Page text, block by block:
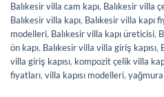
Balıkesir villa cam kapı, Balıkesir villa
Balıkesir villa kapı, Balıkesir villa kapı
modelleri, Balıkesir villa kapı üreticisi,
ön kapı, Balıkesir villa villa giriş kapısı,
villa giriş kapısı, kompozit çelik villa
fiyatları, villa kapısı modelleri, yağmura